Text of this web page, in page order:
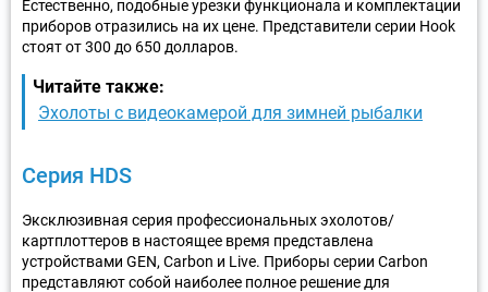
Естественно, подобные урезки функционала и комплектации
приборов отразились на их цене. Представители серии Hook
стоят от 300 до 650 долларов.
Читайте также:
Эхолоты с видеокамерой для зимней рыбалки
Серия HDS
Эксклюзивная серия профессиональных эхолотов/
картплоттеров в настоящее время представлена
устройствами GEN, Carbon и Live. Приборы серии Carbon
представляют собой наиболее полное решение для